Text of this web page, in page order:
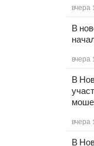
вчера
В
вчера
В
вчера
В